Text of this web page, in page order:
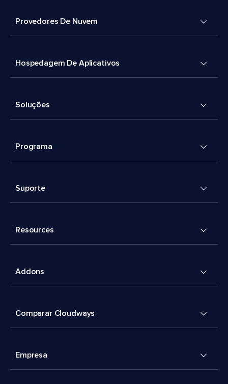
Provedores De Nuvem
Hospedagem De Aplicativos
Soluções
Programa
Suporte
Resources
Addons
Comparar Cloudways
Empresa